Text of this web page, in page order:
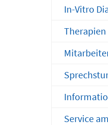
In-Vitro
Therapien
Service